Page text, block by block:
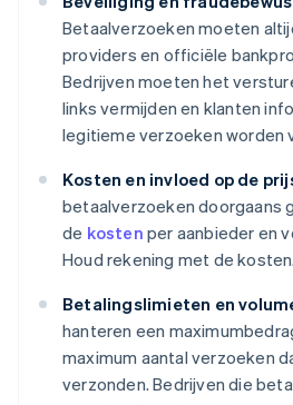
Betaalverzoeken moeten
providers en officiële
Bedrijven moeten het
links vermijden en klanten
legitieme verzoeken worden
Kosten en invloed op de
betaalverzoeken doorgaans
de kosten per aanbieder en
Houd rekening met de kosten.
Betalingslimieten en
hanteren een
maximum aantal verzoeken
verzonden. Bedrijven die